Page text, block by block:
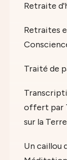
Retraite
Retraites
Traité de
offert par
sur la
Un caillou